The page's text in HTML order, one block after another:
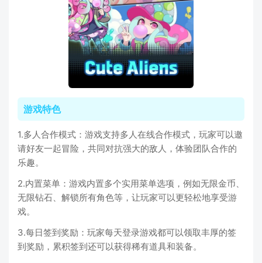
游戏特色
1.多人合作模式：游戏支持多人在线合作模式，玩家可以邀
请好友一起冒险，共同对抗强大的敌人，体验团队合作的
乐趣。
2.内置菜单：游戏内置多个实用菜单选项，例如无限金币、
无限钻石、解锁所有角色等，让玩家可以更轻松地享受游
戏。
3.每日签到奖励：玩家每天登录游戏都可以领取丰厚的签
到奖励，累积签到还可以获得稀有道具和装备。